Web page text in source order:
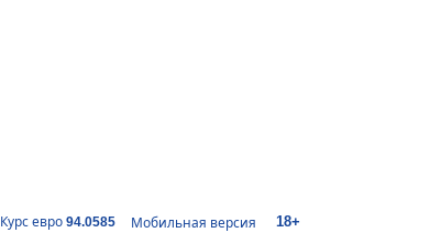
Курс евро 94.0585 Мобильная версия 18+